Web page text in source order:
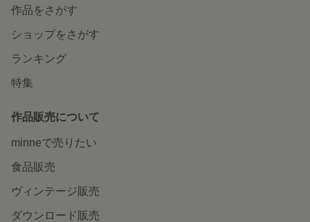
作品をさがす
ショップをさがす
ランキング
特集
作品販売について
minneで売りたい
食品販売
ヴィンテージ販売
ダウンロード販売